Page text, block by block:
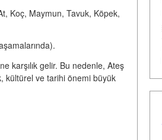
Koç, Maymun, Tavuk, Köpek,
karşılık gelir. Bu nedenle, Ateş
kültürel ve tarihi önemi büyük